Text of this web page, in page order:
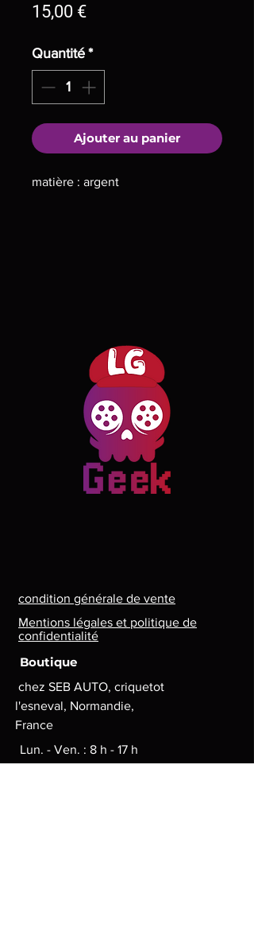
15,00 €Prix
Quantité *
Ajouter au panier
matière : argent
condition générale de vente
Mentions légales et politique de
confidentialité
Boutique
chez SEB AUTO, criquetot
l'esneval, Normandie,
France
Lun. - Ven. : 8 h - 17 h